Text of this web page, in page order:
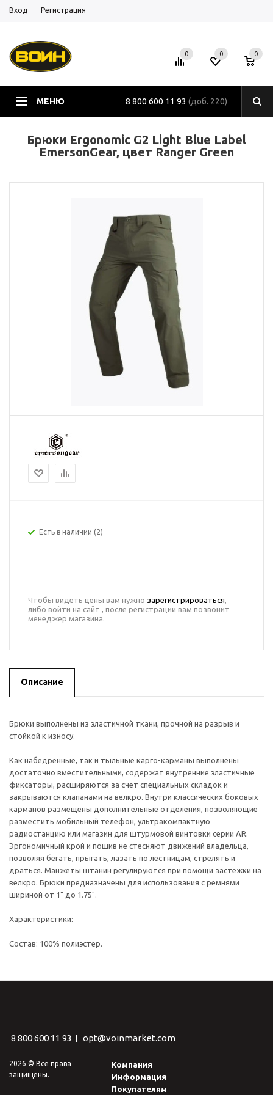
Вход Регистрация
МЕНЮ 8 800 600 11 93 (доб. 220)
0 0 0
Брюки Ergonomic G2 Light Blue Label
EmersonGear, цвет Ranger Green
Есть в наличии (2)
Чтобы видеть цены вам нужно зарегистрироваться,
либо войти на сайт , после регистрации вам позвонит
менеджер магазина.
Описание
Брюки выполнены из эластичной ткани, прочной на разрыв и
стойкой к износу.
Как набедренные, так и тыльные карго-карманы выполнены
достаточно вместительными, содержат внутренние эластичные
фиксаторы, расширяются за счет специальных складок и
закрываются клапанами на велкро. Внутри классических боковых
карманов размещены дополнительные отделения, позволяющие
разместить мобильный телефон, ультракомпактную
радиостанцию или магазин для штурмовой винтовки серии AR.
Эргономичный крой и пошив не стесняют движений владельца,
позволяя бегать, прыгать, лазать по лестницам, стрелять и
драться. Манжеты штанин регулируются при помощи застежки на
велкро. Брюки предназначены для использования с ремнями
шириной от 1" до 1.75".
Характеристики:
Состав: 100% полиэстер.
8 800 600 11 93 opt@voinmarket.com
2026 © Все права
защищены.
Компания
Информация
Покупателям